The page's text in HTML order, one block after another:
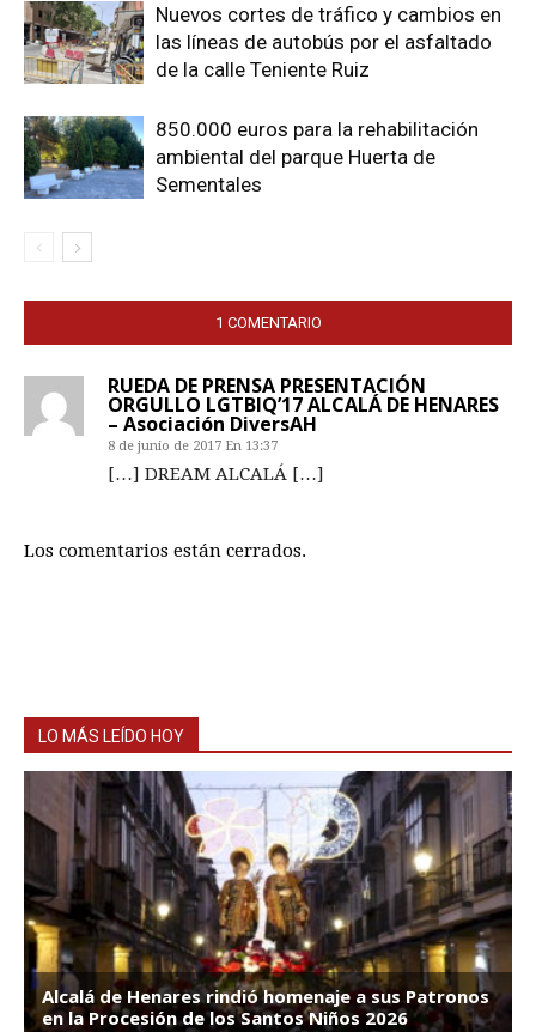
Nuevos cortes de tráfico y cambios en
las líneas de autobús por el asfaltado
de la calle Teniente Ruiz
850.000 euros para la rehabilitación
ambiental del parque Huerta de
Sementales
1 COMENTARIO
RUEDA DE PRENSA PRESENTACIÓN
ORGULLO LGTBIQ’17 ALCALÁ DE HENARES
– Asociación DiversAH
8 de junio de 2017 En 13:37
[…] DREAM ALCALÁ […]
Los comentarios están cerrados.
LO MÁS LEÍDO HOY